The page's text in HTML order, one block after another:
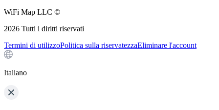
WiFi Map LLC ©
2026 Tutti i diritti riservati
Termini di utilizzoPolitica sulla riservatezzaEliminare l'account
Italiano